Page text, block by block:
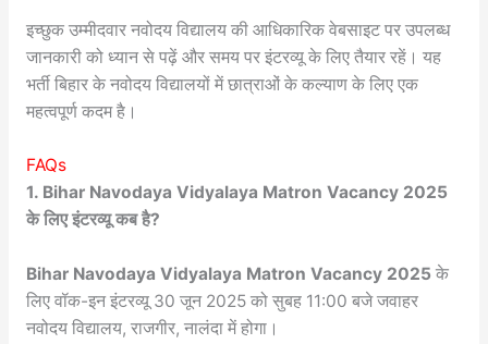
इच्छुक उम्मीदवार नवोदय विद्यालय की आधिकारिक वेबसाइट पर उपलब्ध
जानकारी को ध्यान से पढ़ें और समय पर इंटरव्यू के लिए तैयार रहें। यह
भर्ती बिहार के नवोदय विद्यालयों में छात्राओं के कल्याण के लिए एक
महत्वपूर्ण कदम है।
FAQs
1. Bihar Navodaya Vidyalaya Matron Vacancy 2025
के लिए इंटरव्यू कब है?
Bihar Navodaya Vidyalaya Matron Vacancy 2025 के
लिए वॉक-इन इंटरव्यू 30 जून 2025 को सुबह 11:00 बजे जवाहर
नवोदय विद्यालय, राजगीर, नालंदा में होगा।